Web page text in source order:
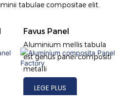
tabulae compositae elit.
Favus Panel
Aluminium mellis tabula
est genus panel compositi
metalli
LEGE PLUS